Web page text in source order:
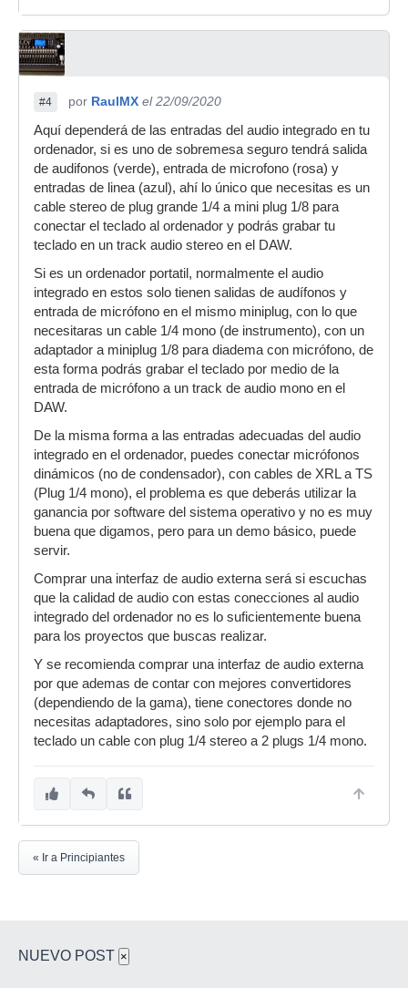
#4 por RaulMX el 22/09/2020
Aquí dependerá de las entradas del audio integrado en tu
ordenador, si es uno de sobremesa seguro tendrá salida
de audifonos (verde), entrada de microfono (rosa) y
entradas de linea (azul), ahí lo único que necesitas es un
cable stereo de plug grande 1/4 a mini plug 1/8 para
conectar el teclado al ordenador y podrás grabar tu
teclado en un track audio stereo en el DAW.
Si es un ordenador portatil, normalmente el audio
integrado en estos solo tienen salidas de audífonos y
entrada de micrófono en el mismo miniplug, con lo que
necesitaras un cable 1/4 mono (de instrumento), con un
adaptador a miniplug 1/8 para diadema con micrófono, de
esta forma podrás grabar el teclado por medio de la
entrada de micrófono a un track de audio mono en el
DAW.
De la misma forma a las entradas adecuadas del audio
integrado en el ordenador, puedes conectar micrófonos
dinámicos (no de condensador), con cables de XRL a TS
(Plug 1/4 mono), el problema es que deberás utilizar la
ganancia por software del sistema operativo y no es muy
buena que digamos, pero para un demo básico, puede
servir.
Comprar una interfaz de audio externa será si escuchas
que la calidad de audio con estas conecciones al audio
integrado del ordenador no es lo suficientemente buena
para los proyectos que buscas realizar.
Y se recomienda comprar una interfaz de audio externa
por que ademas de contar con mejores convertidores
(dependiendo de la gama), tiene conectores donde no
necesitas adaptadores, sino solo por ejemplo para el
teclado un cable con plug 1/4 stereo a 2 plugs 1/4 mono.
« Ir a Principiantes
NUEVO POST ×